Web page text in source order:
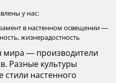
у нас:
в настенном освещении —
жизнерадостность
мира — производители
Разные культуры
настенного